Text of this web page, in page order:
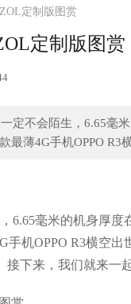
定制版图赏
定制版图赏
定不会陌生，6.65
最薄4G手机OPPO R3
6.65毫米的机身厚
手机OPPO R3横空
下来，我们就来一